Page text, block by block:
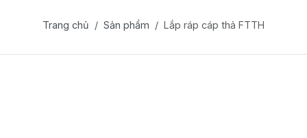
Trang chủ Sản phẩm Lắp ráp cáp thả FTTH